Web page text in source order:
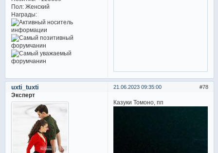
Пол:Женский
Награды:
78
21.06.2023 09:35:00
uxti_tuxti
Эксперт
Казуки Томоно, пп